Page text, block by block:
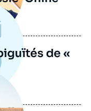
de «